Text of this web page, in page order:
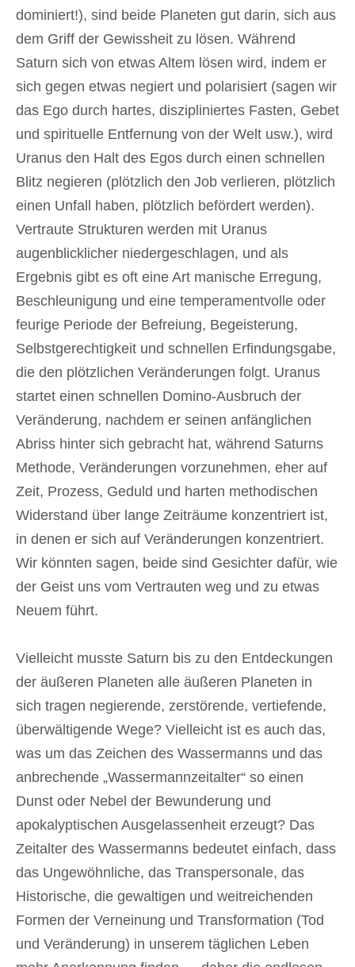
dominiert!), sind beide Planeten gut darin, sich aus
dem Griff der Gewissheit zu lösen. Während
Saturn sich von etwas Altem lösen wird, indem er
sich gegen etwas negiert und polarisiert (sagen wir
das Ego durch hartes, diszipliniertes Fasten, Gebet
und spirituelle Entfernung von der Welt usw.), wird
Uranus den Halt des Egos durch einen schnellen
Blitz negieren (plötzlich den Job verlieren, plötzlich
einen Unfall haben, plötzlich befördert werden).
Vertraute Strukturen werden mit Uranus
augenblicklicher niedergeschlagen, und als
Ergebnis gibt es oft eine Art manische Erregung,
Beschleunigung und eine temperamentvolle oder
feurige Periode der Befreiung, Begeisterung,
Selbstgerechtigkeit und schnellen Erfindungsgabe,
die den plötzlichen Veränderungen folgt. Uranus
startet einen schnellen Domino-Ausbruch der
Veränderung, nachdem er seinen anfänglichen
Abriss hinter sich gebracht hat, während Saturns
Methode, Veränderungen vorzunehmen, eher auf
Zeit, Prozess, Geduld und harten methodischen
Widerstand über lange Zeiträume konzentriert ist,
in denen er sich auf Veränderungen konzentriert.
Wir könnten sagen, beide sind Gesichter dafür, wie
der Geist uns vom Vertrauten weg und zu etwas
Neuem führt.
Vielleicht musste Saturn bis zu den Entdeckungen
der äußeren Planeten alle äußeren Planeten in
sich tragen negierende, zerstörende, vertiefende,
überwältigende Wege? Vielleicht ist es auch das,
was um das Zeichen des Wassermanns und das
anbrechende „Wassermannzeitalter“ so einen
Dunst oder Nebel der Bewunderung und
apokalyptischen Ausgelassenheit erzeugt? Das
Zeitalter des Wassermanns bedeutet einfach, dass
das Ungewöhnliche, das Transpersonale, das
Historische, die gewaltigen und weitreichenden
Formen der Verneinung und Transformation (Tod
und Veränderung) in unserem täglichen Leben